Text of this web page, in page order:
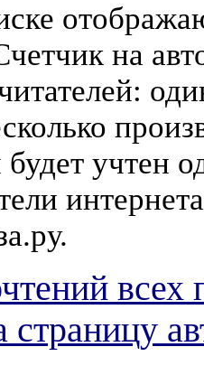
на
будет учтен
всех
страницу